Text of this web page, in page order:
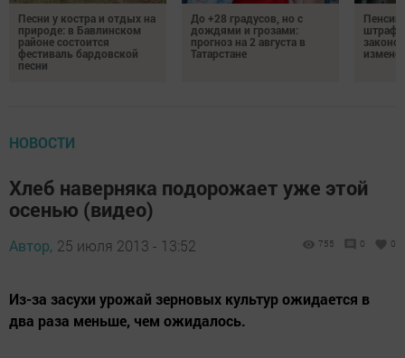
Песни у костра и отдых на
природе: в Бавлинском
районе состоится
фестиваль бардовской
песни
До +28 градусов, но с
дождями и грозами:
прогноз на 2 августа в
Татарстане
НОВОСТИ
Хлеб наверняка подорожает уже этой
осенью (видео)
Автор, 25 июля 2013 - 13:52 755 0 0
Из-за засухи урожай зерновых культур ожидается в
два раза меньше, чем ожидалось.